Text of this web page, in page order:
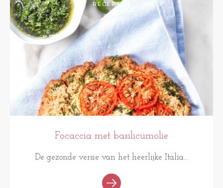
RECEPTEN
Focaccia met basilicumolie
De gezonde versie van het heerlijke Italia...